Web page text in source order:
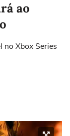
ao
no Xbox Series